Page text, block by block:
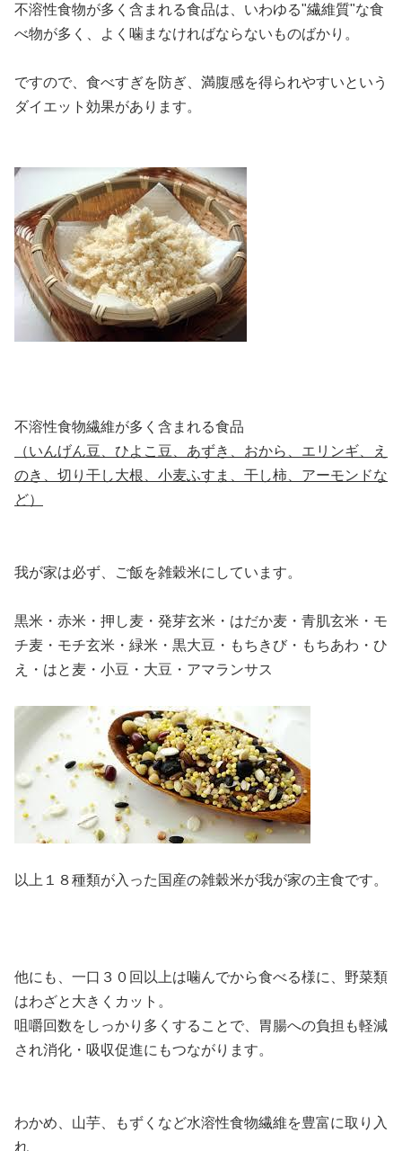
不溶性食物が多く含まれる食品は、いわゆる"繊維質"な食
べ物が多く、よく噛まなければならないものばかり。
ですので、食べすぎを防ぎ、満腹感を得られやすいという
ダイエット効果があります。
不溶性食物繊維が多く含まれる食品
（いんげん豆、ひよこ豆、あずき、おから、エリンギ、え
のき、切り干し大根、小麦ふすま、干し柿、アーモンドな
ど）
我が家は必ず、ご飯を雑穀米にしています。
黒米・赤米・押し麦・発芽玄米・はだか麦・青肌玄米・モ
チ麦・モチ玄米・緑米・黒大豆・もちきび・もちあわ・ひ
え・はと麦・小豆・大豆・アマランサス
以上１８種類が入った国産の雑穀米が我が家の主食です。
他にも、一口３０回以上は噛んでから食べる様に、野菜類
はわざと大きくカット。
咀嚼回数をしっかり多くすることで、胃腸への負担も軽減
され消化・吸収促進にもつながります。
わかめ、山芋、もずくなど水溶性食物繊維を豊富に取り入
れ